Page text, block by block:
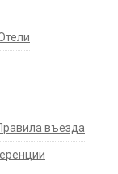
въезда